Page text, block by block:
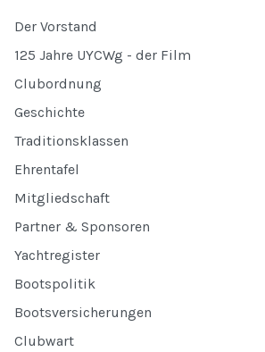
Der Vorstand
125 Jahre UYCWg - der Film
Clubordnung
Geschichte
Traditionsklassen
Ehrentafel
Mitgliedschaft
Partner & Sponsoren
Yachtregister
Bootspolitik
Bootsversicherungen
Clubwart